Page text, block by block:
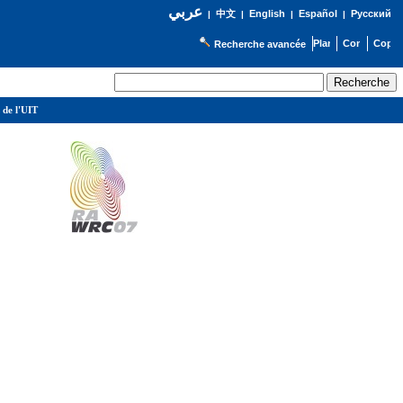
عربي| 中文| English | Español | Русский
Recherche avancée
de l'UIT